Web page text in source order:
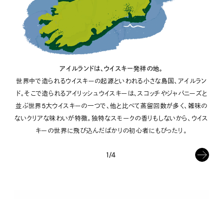
アイルランドは、ウイスキー発祥の地。
世界中で造られるウイスキーの起源といわれる小さな島国、アイルラン
ド。そこで造られるアイリッシュウイスキーは、スコッチやジャパニーズと
並ぶ世界5大ウイスキーの一つで、他と比べて蒸留回数が多く、雑味の
ないクリアな味わいが特徴。独特なスモークの香りもしないから、ウイス
キーの世界に飛び込んだばかりの初心者にもぴったり。
1/4